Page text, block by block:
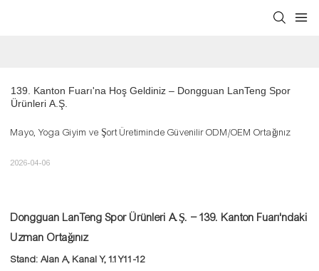
139. Kanton Fuarı'na Hoş Geldiniz – Dongguan LanTeng Spor
Ürünleri A.Ş.
Mayo, Yoga Giyim ve Şort Üretiminde Güvenilir ODM/OEM Ortağınız
2026-04-06
Dongguan LanTeng Spor Ürünleri A.Ş. – 139. Kanton Fuarı'ndaki
Uzman Ortağınız
Stand: Alan A, Kanal Y, 1.1Y11-12